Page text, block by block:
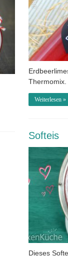
Thermomix.
Weiterlesen »
Softeis
Dieses